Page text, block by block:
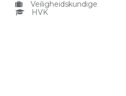
Veiligheidskundige
HVK